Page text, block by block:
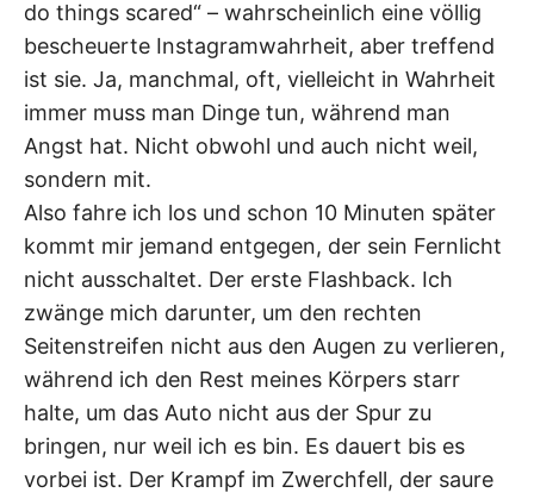
do things scared“ – wahrscheinlich eine völlig
bescheuerte Instagramwahrheit, aber treffend
ist sie. Ja, manchmal, oft, vielleicht in Wahrheit
immer muss man Dinge tun, während man
Angst hat. Nicht obwohl und auch nicht weil,
sondern mit.
Also fahre ich los und schon 10 Minuten später
kommt mir jemand entgegen, der sein Fernlicht
nicht ausschaltet. Der erste Flashback. Ich
zwänge mich darunter, um den rechten
Seitenstreifen nicht aus den Augen zu verlieren,
während ich den Rest meines Körpers starr
halte, um das Auto nicht aus der Spur zu
bringen, nur weil ich es bin. Es dauert bis es
vorbei ist. Der Krampf im Zwerchfell, der saure